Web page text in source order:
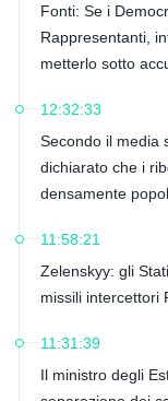
Fonti: Se i
Rappresentanti,
metterlo sotto
12:32:33
Secondo il media
dichiarato che i
densamente
11:58:21
Zelenskyy: gli
missili intercettori
11:31:39
Il ministro degli